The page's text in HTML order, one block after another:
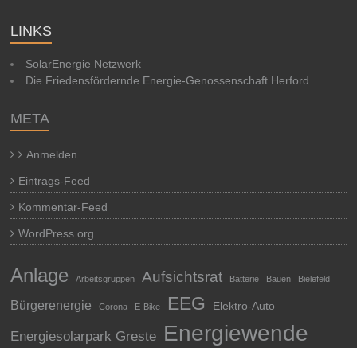
LINKS
SolarEnergie Netzwerk
Die Friedensfördernde Energie-Genossenschaft Herford
META
Anmelden
Eintrags-Feed
Kommentar-Feed
WordPress.org
Anlage Arbeitsgruppen Aufsichtsrat Batterie Bauen Bielefeld
Bürgerenergie Corona E-Bike EEG Elektro-Auto
Energiesolarpark Greste Energiewende